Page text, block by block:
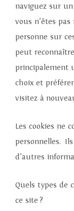
naviguez sur
vous n’êtes
personne sur
peut
principalement
choix et
visitez à
Les cookies ne
personnelles.
d’autres
Quels types de
ce site ?